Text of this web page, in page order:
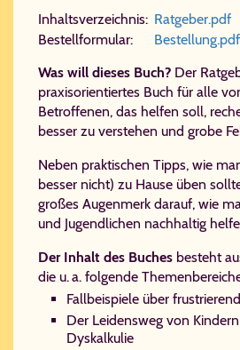
In­halts­ver­zeich­nis: Rat​ge​ber.​pdf
Be­stell­for­mu­lar:
Be​stel​lung.​pdf
Was will dieses Buch? Der
praxisorientiertes Buch für alle
Betroffenen, das helfen soll,
besser zu verstehen und grobe
Neben praktischen Tipps, wie
besser nicht) zu Hause üben
großes Augenmerk darauf, wie
und Jugendlichen nachhaltig
Der Inhalt des Buches besteht
die u. a. folgende
Fallbeispiele über
Der Leidensweg von
Dyskalkulie